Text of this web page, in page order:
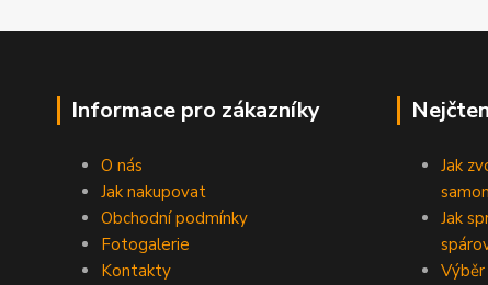
Informace pro zákazníky
O nás
Jak nakupovat
Obchodní podmínky
Fotogalerie
Kontakty
Jak
Jak